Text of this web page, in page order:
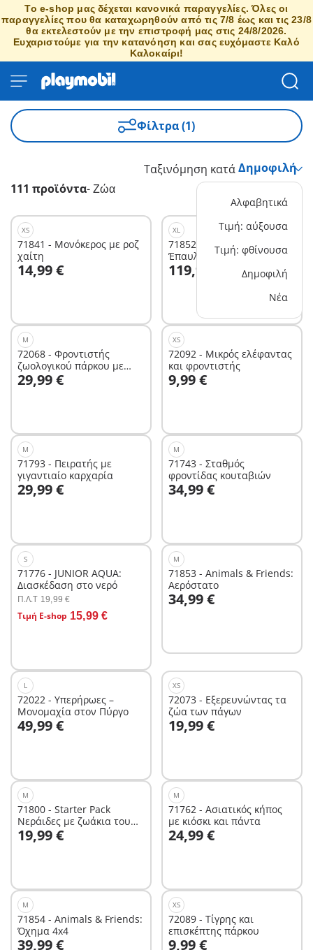
Το e-shop μας δέχεται κανονικά παραγγελίες. Όλες οι
παραγγελίες που θα καταχωρηθούν από τις 7/8 έως και τις 23/8
θα εκτελεστούν με την επιστροφή μας στις 24/8/2026.
Ευχαριστούμε για την κατανόηση και σας ευχόμαστε Καλό
Καλοκαίρι!
Φίλτρα (1)
111 προϊόντα- Ζώα
Ταξινόμηση κατά
Αλφαβητικά
Τιμή: αύξουσα
Τιμή: φθίνουσα
Δημοφιλή
Νέα
XS
71841 - Μονόκερος με ροζ
χαίτη
14,99 €
Στο καλάθι
XL
71852 - Animals & Friends:
Έπαυλη
119,99 €
Στο καλάθι
M
72068 - Φροντιστής
ζωολογικού πάρκου με
ελέφαντα και φλαμίνγκο
29,99 €
Στο καλάθι
XS
72092 - Μικρός ελέφαντας
και φροντιστής
9,99 €
Στο καλάθι
M
71793 - Πειρατής με
γιγαντιαίο καρχαρία
29,99 €
Στο καλάθι
M
71743 - Σταθμός
φροντίδας κουταβιών
34,99 €
Στο καλάθι
S
71776 - JUNIOR AQUA:
Διασκέδαση στο νερό
Π.Λ.T 19,99 €
Τιμή E-shop 15,99 €
Στο καλάθι
M
71853 - Animals & Friends:
Αερόστατο
34,99 €
Στο καλάθι
L
72022 - Υπερήρωες –
Μονομαχία στον Πύργο
49,99 €
Στο καλάθι
XS
72073 - Εξερευνώντας τα
ζώα των πάγων
19,99 €
Στο καλάθι
M
71800 - Starter Pack
Νεράιδες με ζωάκια του
δάσους
19,99 €
Στο καλάθι
M
71762 - Ασιατικός κήπος
με κιόσκι και πάντα
24,99 €
Στο καλάθι
M
71854 - Animals & Friends:
Όχημα 4x4
39,99 €
Στο καλάθι
XS
72089 - Τίγρης και
επισκέπτης πάρκου
9,99 €
Στο καλάθι